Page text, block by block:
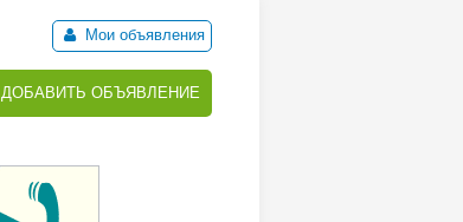
Мои объявления
ДОБАВИТЬ ОБЪЯВЛЕНИЕ